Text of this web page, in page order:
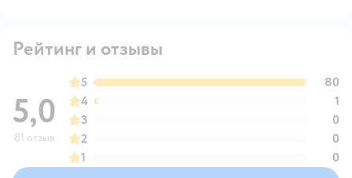
Рейтинг и отзывы
5,0
81 отзыв
5
80
4
1
3
0
2
0
1
0